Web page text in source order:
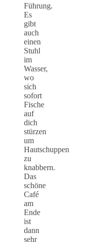
Führung.
Es
gibt
auch
einen
Stuhl
im
Wasser,
wo
sich
sofort
Fische
auf
dich
stürzen
um
Hautschuppen
zu
knabbern.
Das
schöne
Café
am
Ende
ist
dann
sehr